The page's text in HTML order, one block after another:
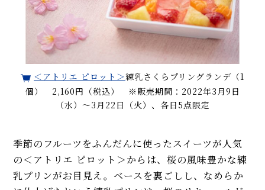
＜アトリエ ピロット＞練乳さくらプリングランデ（1
個） 2,160円（税込） ※販売期間：2022年3月9日
（水）～3月22日（火）、各日5点限定
季節のフルーツをふんだんに使ったスイーツが人気
の＜アトリエ ピロット＞からは、桜の風味豊かな練
乳プリンがお目見え。ベースを裏ごしし、なめらか